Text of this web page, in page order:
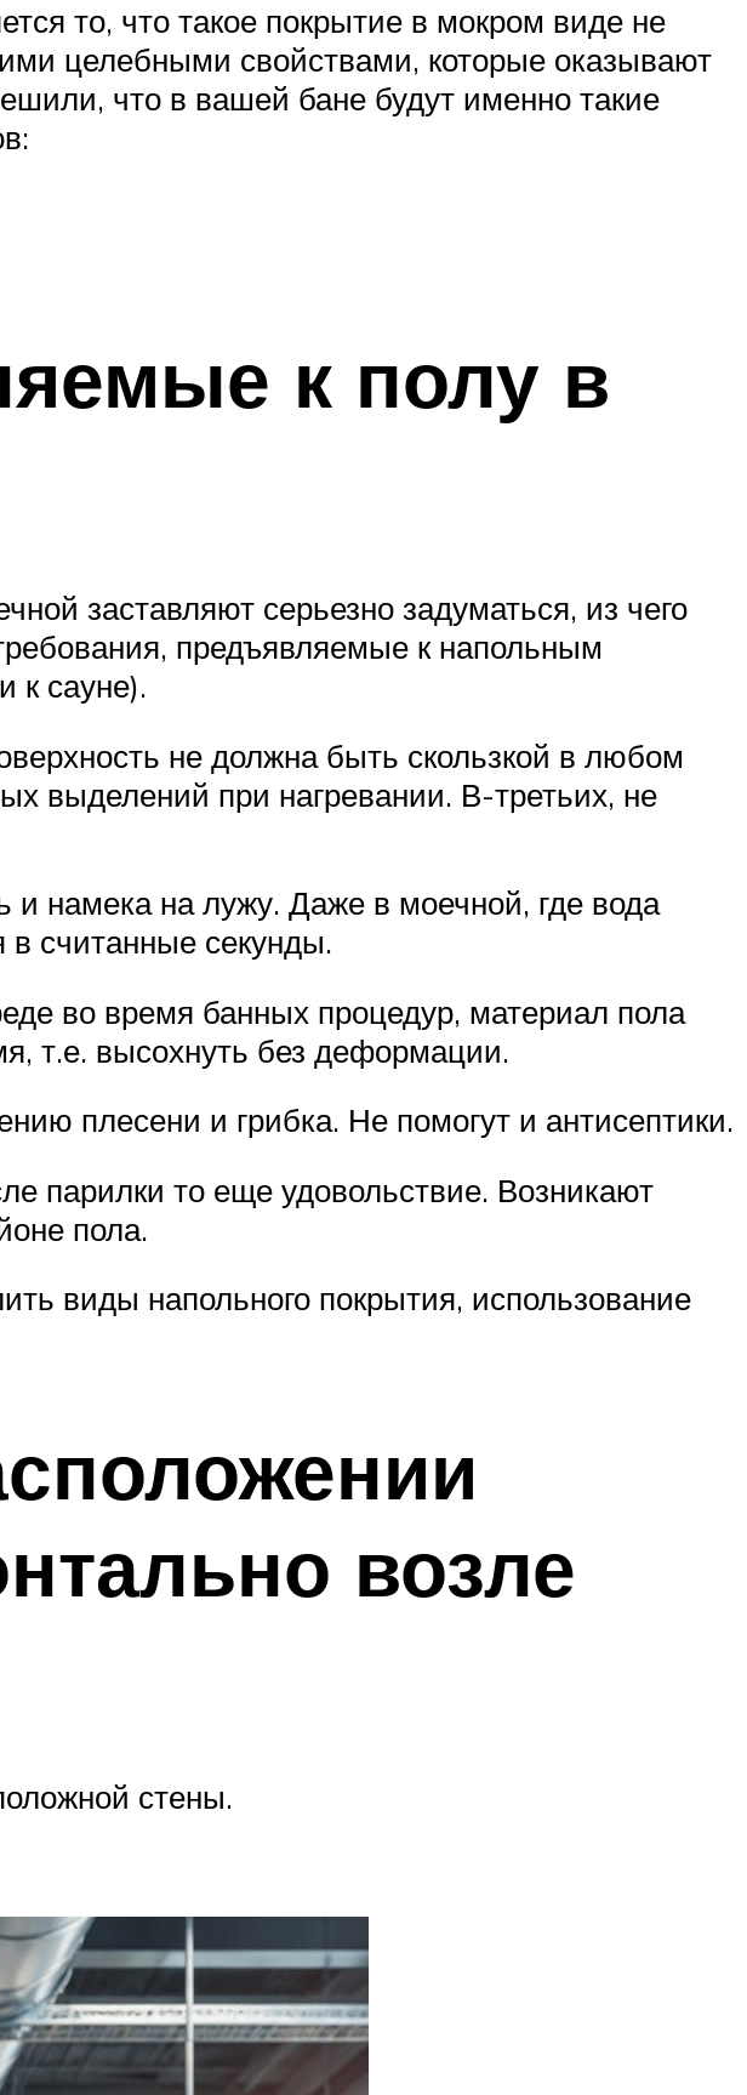
то, что такое покрытие в мокром виде не
целебными свойствами, которые оказывают
что в вашей бане будут именно такие
к полу в
заставляют серьезно задуматься, из чего
предъявляемые к напольным
к сауне).
не должна быть скользкой в любом
выделений при нагревании. В-третьих, не
и намека на лужу. Даже в моечной, где вода
в считанные секунды.
во время банных процедур, материал пола
т.е. высохнуть без деформации.
плесени и грибка. Не помогут и антисептики.
парилки то еще удовольствие. Возникают
пола.
виды напольного покрытия, использование
возле
стены.